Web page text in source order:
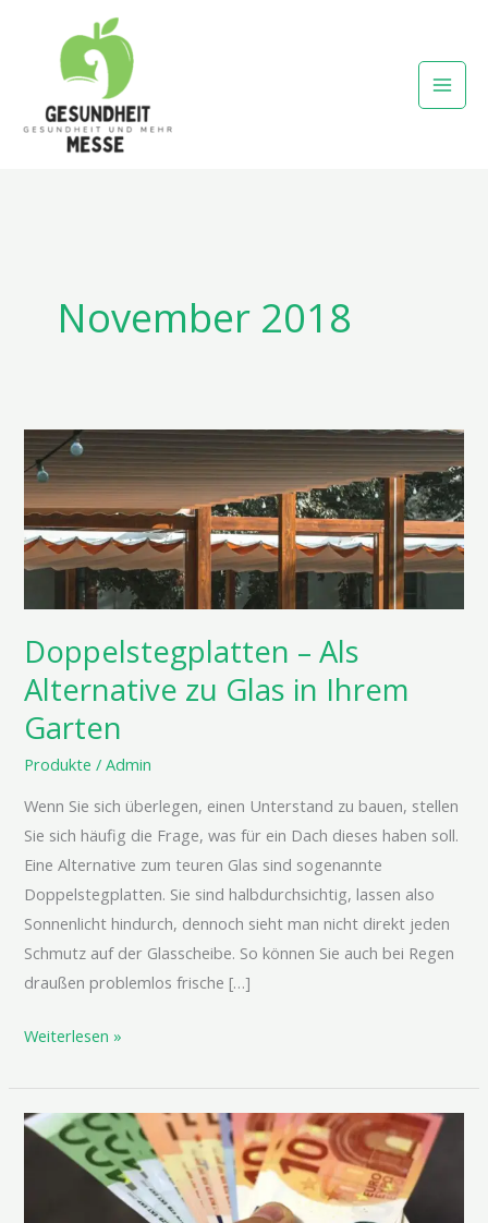
springen
November 2018
Doppelstegplatten – Als
Alternative zu Glas in Ihrem
Garten
Produkte /Admin
Wenn Sie sich überlegen, einen Unterstand zu bauen, stellen
Sie sich häufig die Frage, was für ein Dach dieses haben soll.
Eine Alternative zum teuren Glas sind sogenannte
Doppelstegplatten. Sie sind halbdurchsichtig, lassen also
Sonnenlicht hindurch, dennoch sieht man nicht direkt jeden
Schmutz auf der Glasscheibe. So können Sie auch bei Regen
draußen problemlos frische […]
Doppelstegplatten
–
Als
Alternative
zu
Ihrem
Garten
Weiterlesen »
Einen
Kredit